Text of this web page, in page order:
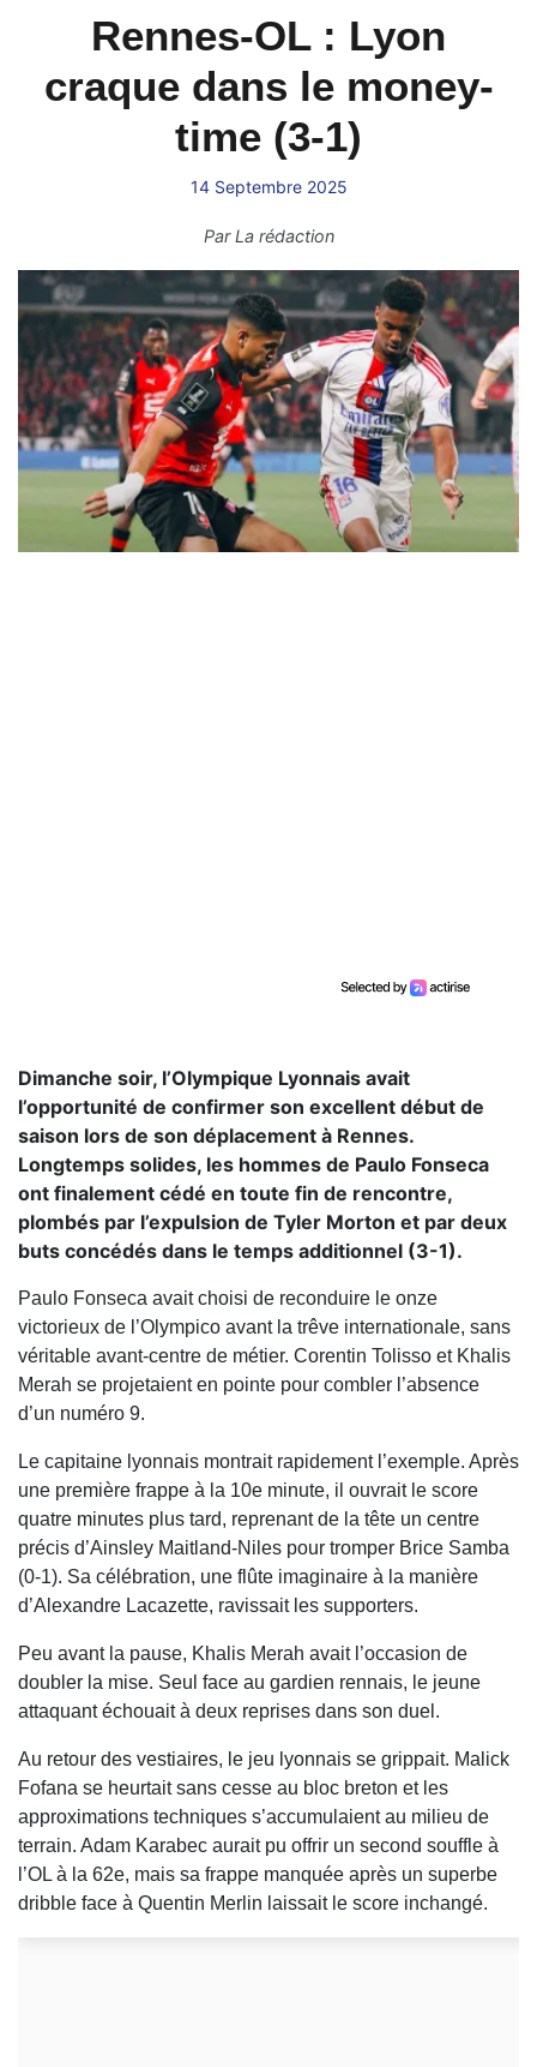
Rennes-OL : Lyon
craque dans le money-
time (3-1)
14 Septembre 2025
ParLa rédaction
Dimanche soir, l’Olympique Lyonnais avait
l’opportunité de confirmer son excellent début de
saison lors de son déplacement à Rennes.
Longtemps solides, les hommes de Paulo Fonseca
ont finalement cédé en toute fin de rencontre,
plombés par l’expulsion de Tyler Morton et par deux
buts concédés dans le temps additionnel (3-1).
Paulo Fonseca avait choisi de reconduire le onze
victorieux de l’Olympico avant la trêve internationale, sans
véritable avant-centre de métier. Corentin Tolisso et Khalis
Merah se projetaient en pointe pour combler l’absence
d’un numéro 9.
Le capitaine lyonnais montrait rapidement l’exemple. Après
une première frappe à la 10e minute, il ouvrait le score
quatre minutes plus tard, reprenant de la tête un centre
précis d’Ainsley Maitland-Niles pour tromper Brice Samba
(0-1). Sa célébration, une flûte imaginaire à la manière
d’Alexandre Lacazette, ravissait les supporters.
Peu avant la pause, Khalis Merah avait l’occasion de
doubler la mise. Seul face au gardien rennais, le jeune
attaquant échouait à deux reprises dans son duel.
Au retour des vestiaires, le jeu lyonnais se grippait. Malick
Fofana se heurtait sans cesse au bloc breton et les
approximations techniques s’accumulaient au milieu de
terrain. Adam Karabec aurait pu offrir un second souffle à
l’OL à la 62e, mais sa frappe manquée après un superbe
dribble face à Quentin Merlin laissait le score inchangé.